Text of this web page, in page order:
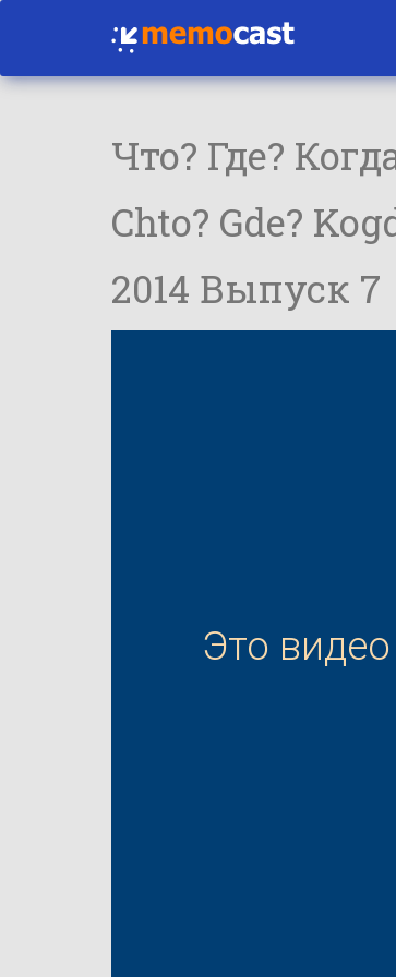
Что? Где?
Chto? Gde?
2014 Выпуск 7
Это